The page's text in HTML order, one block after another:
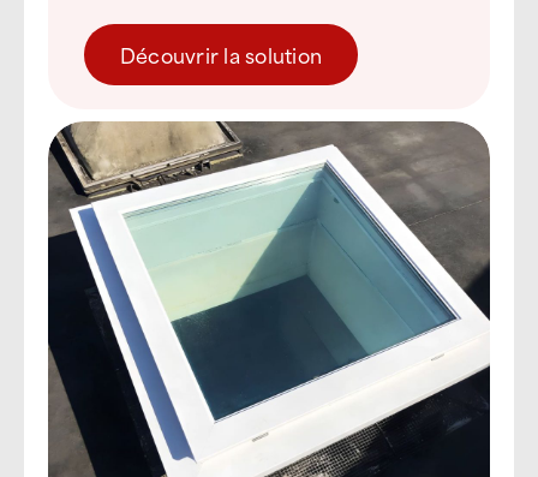
Découvrir la solution